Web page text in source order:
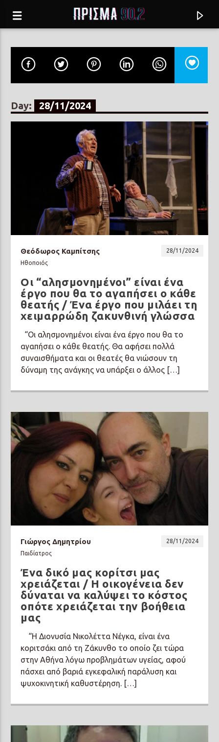
Current track
Σύνδεση με RealFm
Prisma Radio 90,2
Day: 28/11/2024
Θεόδωρος Καμπίτσης
28/11/2024
Ηθοποιός
Οι “αλησμονημένοι” είναι ένα
έργο που θα το αγαπήσει ο κάθε
θεατής / Ένα έργο που μιλάει τη
χειμαρρώδη ζακυνθινή γλώσσα
“Οι αλησμονημένοι είναι ένα έργο που θα το
αγαπήσει ο κάθε θεατής. Θα αφήσει πολλά
συναισθήματα και οι θεατές θα νιώσουν τη
δύναμη της ανάγκης να υπάρξει ο άλλος […]
Γιώργος Δημητρίου
28/11/2024
Παιδίατρος
Ένα δικό μας κορίτσι μας
χρειάζεται / Η οικογένεια δεν
δύναται να καλύψει το κόστος
οπότε χρειάζεται την βοήθεια
μας
“Η Διονυσία Νικολέττα Νέγκα, είναι ένα
κοριτσάκι από τη Ζάκυνθο το οποίο ζει τώρα
στην Αθήνα λόγω προβλημάτων υγείας, αφού
πάσχει από βαριά εγκεφαλική παράλυση και
ψυχοκινητική καθυστέρηση. […]